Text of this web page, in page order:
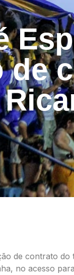
de
de contrato do
no acesso